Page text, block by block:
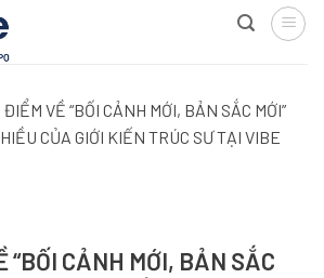
VỀ “BỐI CẢNH MỚI, BẢN SẮC MỚI”
CỦA GIỚI KIẾN TRÚC SƯ TẠI VIBE
“BỐI CẢNH MỚI, BẢN SẮC